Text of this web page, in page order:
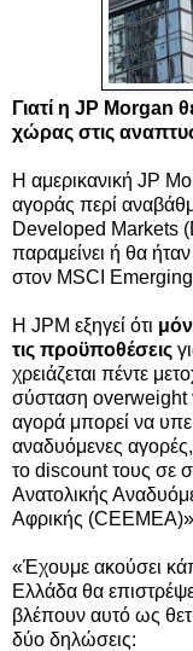
Γιατί η JP Morgan
χώρας στις
Η αμερικανική JP
αγοράς περί
Developed Markets
παραμείνει ή θα
στον MSCI
Η JPM εξηγεί ότι
τις προϋποθέσεις
χρειάζεται πέντε
σύσταση overweight
αγορά μπορεί να
αναδυόμενες
το discount τους σε
Ανατολικής
Αφρικής
«Έχουμε ακούσει
Ελλάδα θα
βλέπουν αυτό ως
δύο δηλώσεις: